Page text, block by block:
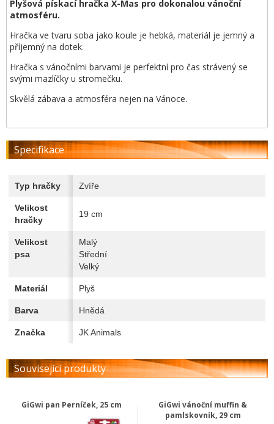
Plyšová pískací hračka X-Mas pro dokonalou vánoční
atmosféru.
Hračka ve tvaru soba jako koule je hebká, materiál je jemný a
příjemný na dotek.
Hračka s vánočními barvami je perfektní pro čas strávený se
svými mazlíčky u stromečku.
Skvělá zábava a atmosféra nejen na Vánoce.
Specifikace
Typ hračky Zvíře
Velikost
hračky
19 cm
Velikost
psa
Malý
Střední
Velký
Materiál Plyš
Barva Hnědá
Značka JK Animals
Související produkty
GiGwi pan Perníček, 25 cm
GiGwi vánoční muffin &
pamlskovník, 29 cm